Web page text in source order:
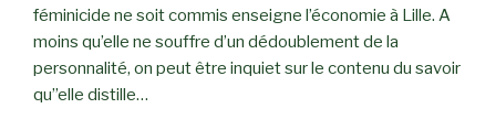
féminicide ne soit commis enseigne l’économie à Lille. A
moins qu’elle ne souffre d’un dédoublement de la
personnalité, on peut être inquiet sur le contenu du savoir
qu’’elle distille…